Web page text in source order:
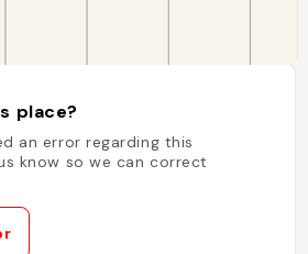
place?
an error regarding this
know so we can correct